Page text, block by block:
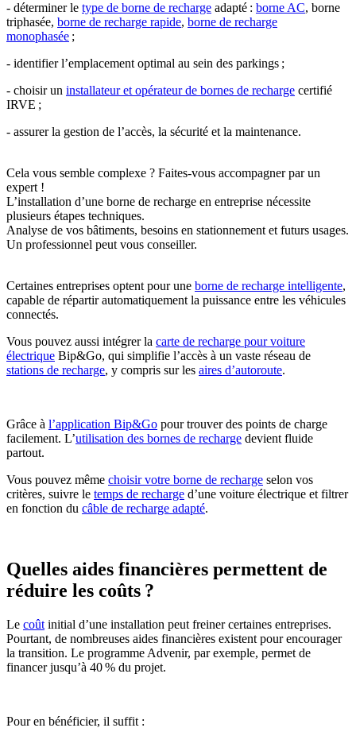
- déterminer le type de borne de recharge adapté : borne AC, borne
triphasée, borne de recharge rapide, borne de recharge
monophasée ;
- identifier l’emplacement optimal au sein des parkings ;
- choisir un installateur et opérateur de bornes de recharge certifié
IRVE ;
- assurer la gestion de l’accès, la sécurité et la maintenance.
Cela vous semble complexe ? Faites-vous accompagner par un
expert !
L’installation d’une borne de recharge en entreprise nécessite
plusieurs étapes techniques.
Analyse de vos bâtiments, besoins en stationnement et futurs usages.
Un professionnel peut vous conseiller.
Certaines entreprises optent pour une borne de recharge intelligente,
capable de répartir automatiquement la puissance entre les véhicules
connectés.
Vous pouvez aussi intégrer la carte de recharge pour voiture
électrique Bip&Go, qui simplifie l’accès à un vaste réseau de
stations de recharge, y compris sur les aires d’autoroute.
Grâce à l’application Bip&Go pour trouver des points de charge
facilement. L’utilisation des bornes de recharge devient fluide
partout.
Vous pouvez même choisir votre borne de recharge selon vos
critères, suivre le temps de recharge d’une voiture électrique et filtrer
en fonction du câble de recharge adapté.
Quelles aides financières permettent de
réduire les coûts ?
Le coût initial d’une installation peut freiner certaines entreprises.
Pourtant, de nombreuses aides financières existent pour encourager
la transition. Le programme Advenir, par exemple, permet de
financer jusqu’à 40 % du projet.
Pour en bénéficier, il suffit :